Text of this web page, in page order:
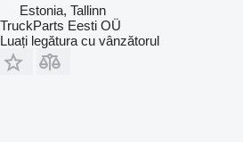
Estonia, Tallinn
TruckParts Eesti OÜ
Luați legătura cu vânzătorul